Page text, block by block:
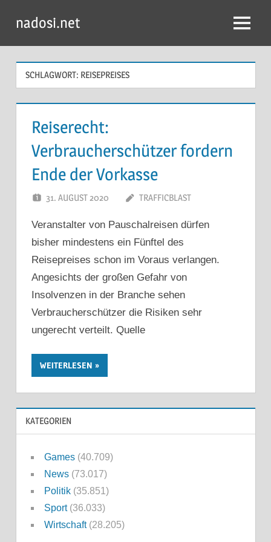
Inhalt
springen
nadosi.net Menü
SCHLAGWORT: REISEPREISES
Reiserecht:
Verbraucherschützer fordern
Ende der Vorkasse
31. AUGUST 2020 TRAFFICBLAST
Veranstalter von Pauschalreisen dürfen
bisher mindestens ein Fünftel des
Reisepreises schon im Voraus verlangen.
Angesichts der großen Gefahr von
Insolvenzen in der Branche sehen
Verbraucherschützer die Risiken sehr
ungerecht verteilt. Quelle
WEITERLESEN
KATEGORIEN
Games(40.709)
News(73.017)
Politik(35.851)
Sport(36.033)
Wirtschaft(28.205)